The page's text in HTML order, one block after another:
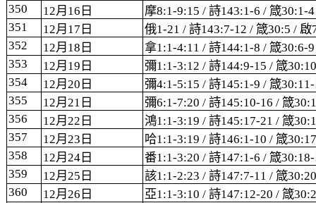
350
12月 16 日 摩8:1-9:15 / 詩143:1-6 / 箴30:1-
351
12月 17 日 俄1-21 / 詩143:7-12 / 箴30:5 / 啟
352
12月 18 日 拿1:1-4:11 / 詩144:1-8 / 箴30:6-
353
12月 19 日 彌1:1-3:12 / 詩144:9-15 / 箴
354
12月 20 日 彌4:1-5:15 / 詩145:1-9 / 箴
355
12月 21 日 彌6:1-7:20 / 詩145:10-16 / 箴
356
12月 22 日 鴻1:1-3:19 / 詩145:17-21 / 箴
357
12月 23 日 哈1:1-3:19 / 詩146:1-10 / 箴
358
12月 24日 番1:1-3:20 / 詩147:1-6 / 箴
359
12月 25 日 該1:1-2:23 / 詩147:7-11 / 箴
360
12月 26 日 亞1:1-3:10 / 詩147:12-20 / 箴